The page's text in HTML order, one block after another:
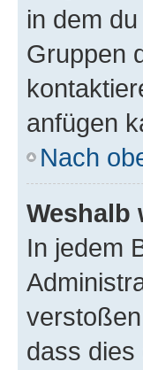
in dem
Gruppen
anfügen
Nach
Weshalb
In jedem
dass dies